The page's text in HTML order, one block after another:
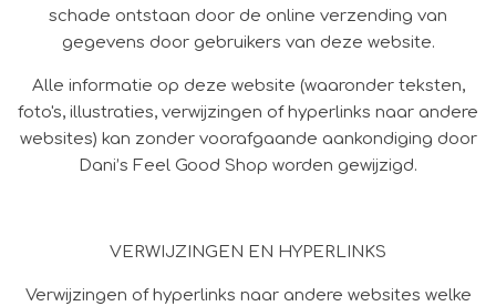
schade ontstaan door de online verzending van
gegevens door gebruikers van deze website.
Alle informatie op deze website (waaronder teksten,
foto's, illustraties, verwijzingen of hyperlinks naar andere
websites) kan zonder voorafgaande aankondiging door
Dani’s Feel Good Shop worden gewijzigd.
VERWIJZINGEN EN HYPERLINKS
Verwijzingen of hyperlinks naar andere websites welke